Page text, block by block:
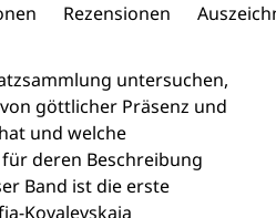
Rezensionen
untersuchen,
göttlicher Präsenz und
und welche
deren Beschreibung
Band ist die erste
Kovalevskaja